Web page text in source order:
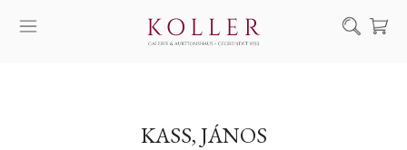
KÜNSTLER
Suche
KASS, JÁNOS